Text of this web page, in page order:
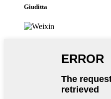
Giuditta